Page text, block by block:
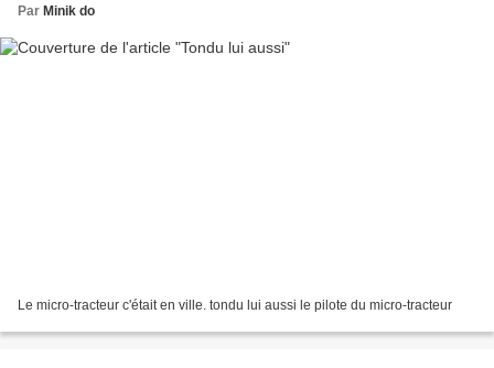
Par Minik do
Le micro-tracteur c'était en ville. tondu lui aussi le pilote du micro-tracteur